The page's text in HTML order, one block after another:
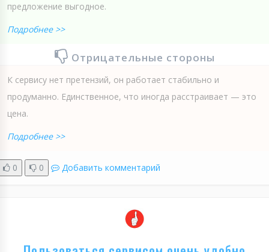
предложение выгодное.
Подробнее >>
Отрицательные стороны
К сервису нет претензий, он работает стабильно и
продуманно. Единственное, что иногда расстраивает — это
цена.
Подробнее >>
0 0 Добавить комментарий